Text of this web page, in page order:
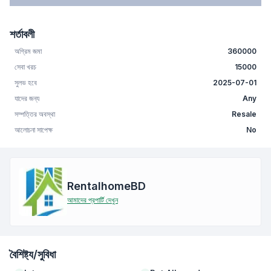
শর্তাবলী
অগ্রিম জমা
360000
সেবা খরচ
15000
সুলভ হবে
2025-07-01
যাদের জন্য
Any
সম্পত্তির অবস্থা
Resale
আলোচনা সাপেক্ষ
No
RentalhomeBD
আমাদের প্রপার্টি দেখুন
বৈশিষ্ট্য/সুবিধা